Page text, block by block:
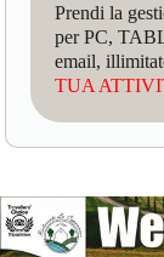
Prendi la
per PC,
email,
TUA